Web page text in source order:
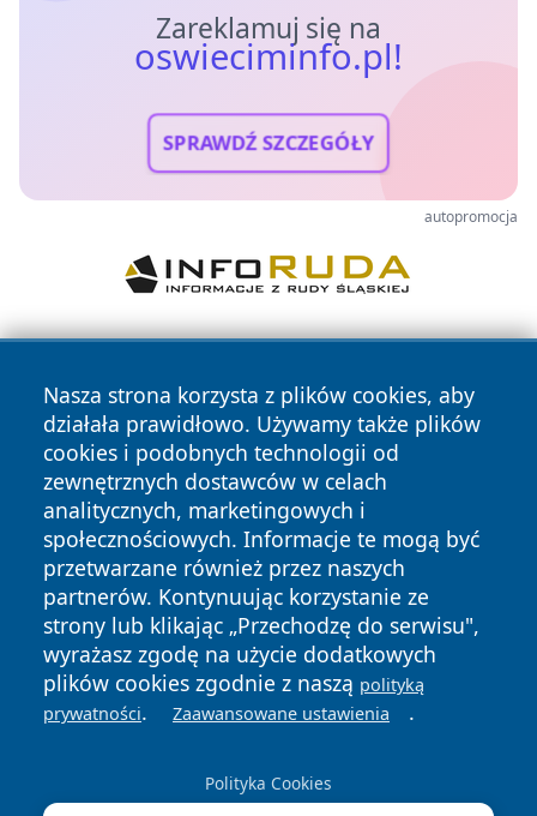
Zareklamuj się na
oswieciminfo.pl!
SPRAWDŹ SZCZEGÓŁY
autopromocja
Nasza strona korzysta z plików cookies, aby
działała prawidłowo. Używamy także plików
cookies i podobnych technologii od
zewnętrznych dostawców w celach
analitycznych, marketingowych i
społecznościowych. Informacje te mogą być
przetwarzane również przez naszych
partnerów. Kontynuując korzystanie ze
strony lub klikając „Przechodzę do serwisu",
wyrażasz zgodę na użycie dodatkowych
plików cookies zgodnie z naszą polityką
prywatności. Zaawansowane ustawienia .
Polityka Cookies
Copyright © 2026 oswieciminfo.pl Wszystkie prawa
zastrzeżone.
News Autorzy
Polityka
Prywatności
Polityka
Cookies